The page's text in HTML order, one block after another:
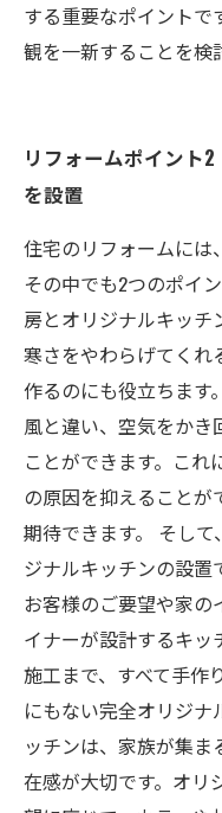
する重要なポイントで
観を一新することを検
リフォームポイント
を設置
住宅のリフォームには
その中でも2つのポイ
房とオリジナルキッチ
寒さをやわらげてくれ
作るのにも役立ちます
風と違い、空気をかき
ことができます。こ
の原因を抑えることが
期待できます。 そし
ジナルキッチンの設置
お客様のご要望や家の
イナーが設計するキッ
施工まで、すべて手作
にもない完全オリジナ
ッチンは、家族が集
在感が大切です。オリ